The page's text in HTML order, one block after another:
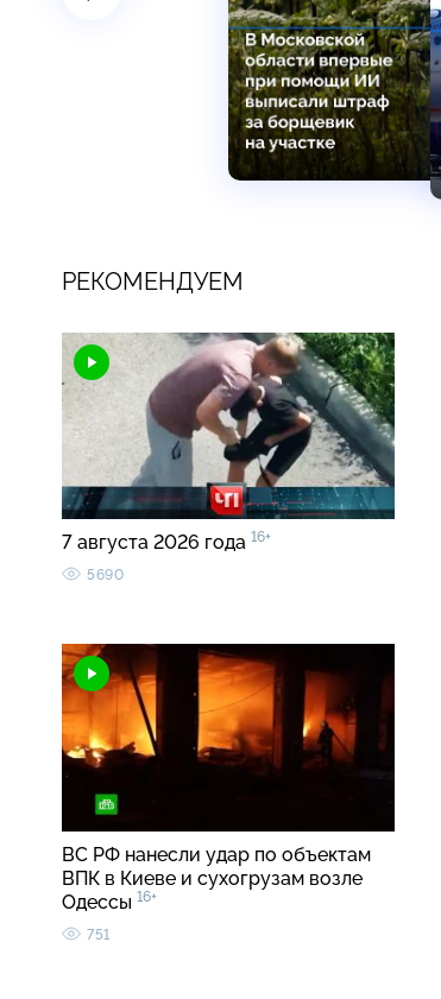
РЕКОМЕНДУЕМ
7 августа 2026 года 16+
5690
ВС РФ нанесли удар по объектам
ВПК в Киеве и сухогрузам возле
Одессы 16+
751